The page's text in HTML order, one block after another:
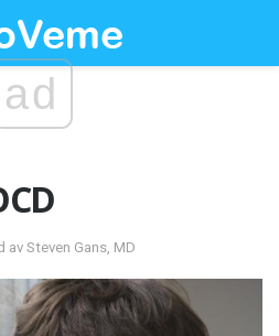
ad
av Steven Gans, MD